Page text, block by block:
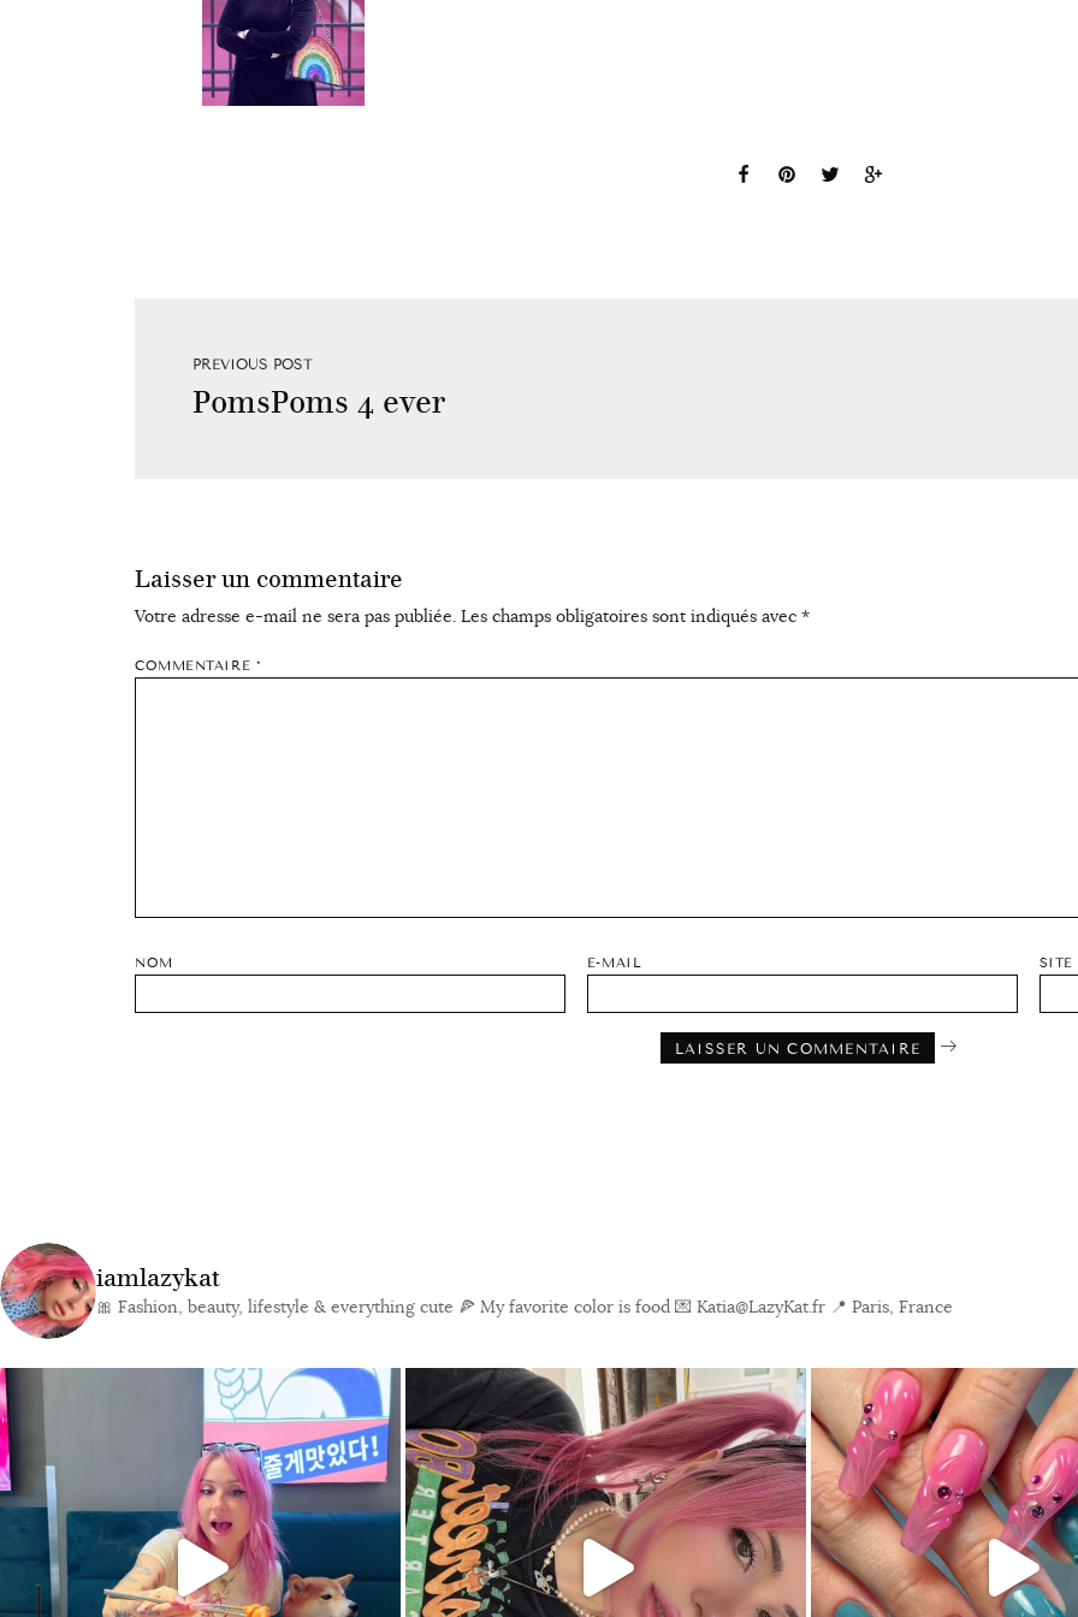
PREVIOUS POST
PomsPoms 4 ever
Laisser un commentaire
Votre adresse e-mail ne sera pas publiée. Les champs obligatoires sont indiqués avec *
COMMENTAIRE *
NOM E-MAIL SITE
iamlazykat
🎀 Fashion, beauty, lifestyle & everything cute 🍕 My favorite color is food 💌 Katia@LazyKat.fr 📍 Paris, France